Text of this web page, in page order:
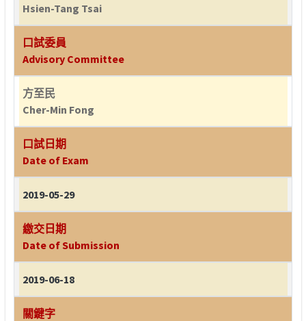
Hsien-Tang Tsai
口試委員
Advisory Committee
方至民
Cher-Min Fong
口試日期
Date of Exam
2019-05-29
繳交日期
Date of Submission
2019-06-18
關鍵字